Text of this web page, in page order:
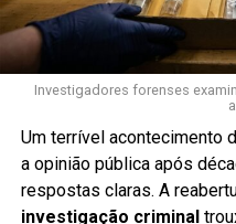
Investigadores forenses
Um terrível acontecimento
a opinião pública após
respostas claras. A
investigação criminal